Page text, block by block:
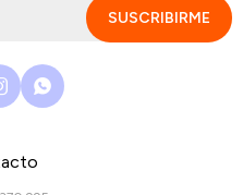
SUSCRIBIRME
